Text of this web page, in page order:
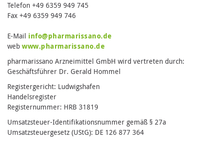
Telefon +49 6359 949 745
Fax +49 6359 949 746
E-Mail info@pharmarissano.de
web www.pharmarissano.de
pharmarissano Arzneimittel GmbH wird vertreten durch:
Geschäftsführer Dr. Gerald Hommel
Registergericht: Ludwigshafen
Handelsregister
Registernummer: HRB 31819
Umsatzsteuer-Identifikationsnummer gemäß § 27a
Umsatzsteuergesetz (UStG): DE 126 877 364